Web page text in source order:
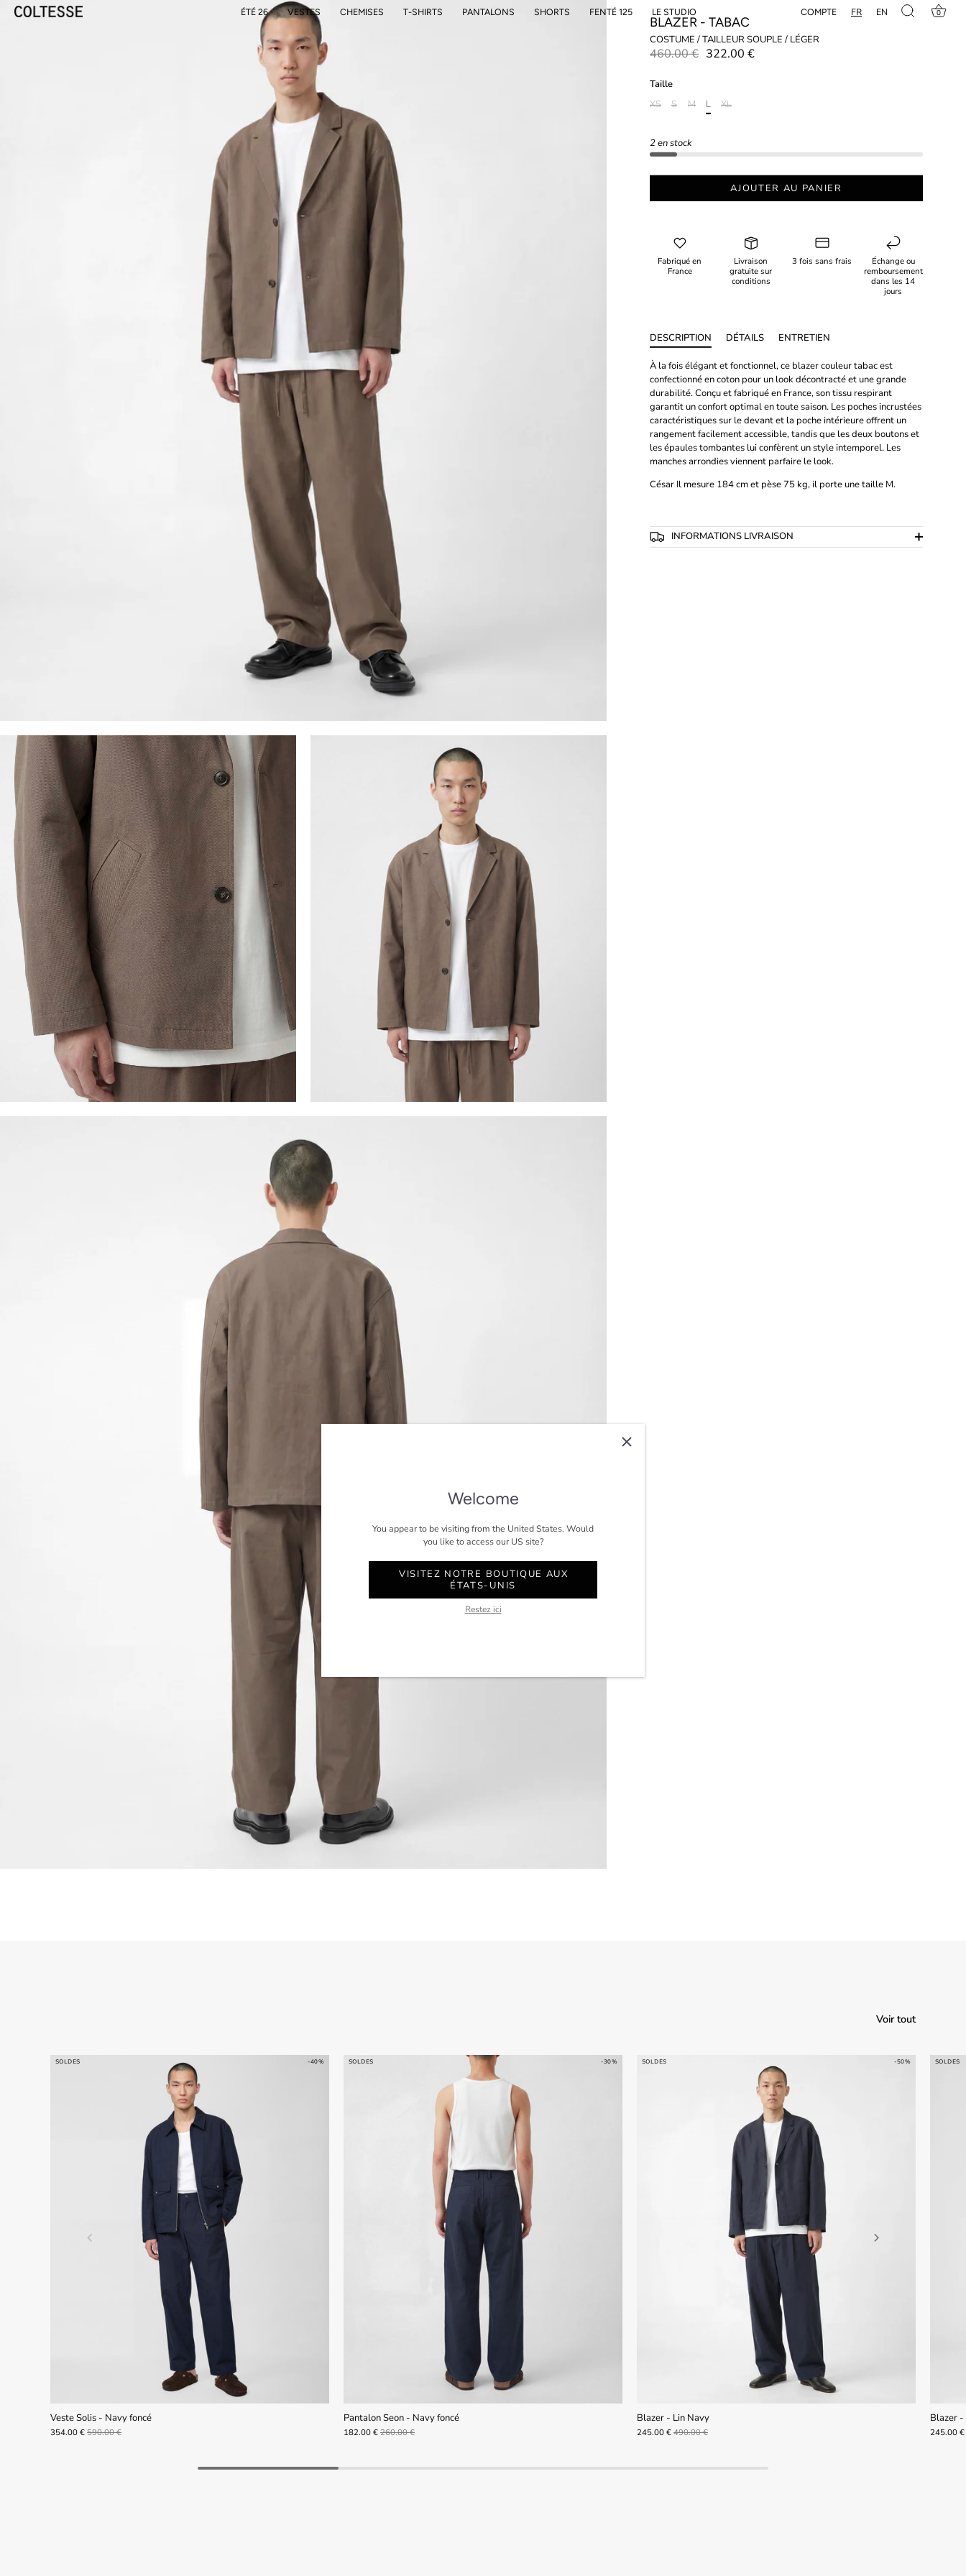
ÉTÉ 26 VESTES CHEMISES T-SHIRTS PANTALONS SHORTS FENTÉ 125 LE STUDIO COMPTE FR EN 0
BLAZER - TABAC
COSTUME / TAILLEUR SOUPLE / LÉGER
460.00 € 322.00 €
Taille
XS
S M L XL
2 en stock
AJOUTER AU PANIER
Fabriqué en
France
Livraison
gratuite sur
conditions
3 fois sans frais
Échange ou
remboursement
dans les 14
jours
DESCRIPTION DÉTAILS ENTRETIEN
À la fois élégant et fonctionnel, ce blazer couleur tabac est
confectionné en coton pour un look décontracté et une grande
durabilité. Conçu et fabriqué en France, son tissu respirant
garantit un confort optimal en toute saison. Les poches incrustées
caractéristiques sur le devant et la poche intérieure offrent un
rangement facilement accessible, tandis que les deux boutons et
les épaules tombantes lui confèrent un style intemporel. Les
manches arrondies viennent parfaire le look.
César Il mesure 184 cm et pèse 75 kg, il porte une taille M.
INFORMATIONS LIVRAISON
Voir tout
SOLDES -40%
Veste Solis - Navy foncé
354.00 € 590.00 €
SOLDES -30%
Pantalon Seon - Navy foncé
182.00 € 260.00 €
SOLDES -50%
Blazer - Lin Navy
245.00 € 490.00 €
SOLDES
Blazer -
245.00 €
Welcome
You appear to be visiting from the United States. Would
you like to access our US site?
VISITEZ NOTRE BOUTIQUE AUX
ÉTATS-UNIS
Restez ici